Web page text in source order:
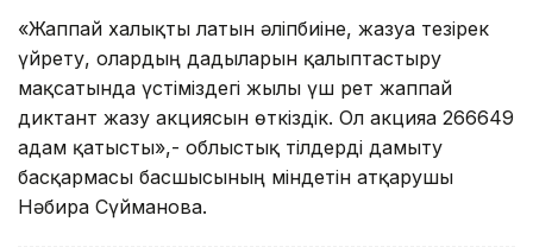
«Жаппай халықты латын әліпбиіне, жазуға тезірек
үйрету, олардың дағдыларын қалыптастыру
мақсатында үстіміздегі жылы үш рет жаппай
диктант жазу акциясын өткіздік. Ол акцияға 266649
адам қатысты»,- облыстық тілдерді дамыту
басқармасы басшысының міндетін атқарушы
Нәбира Сүйманова.